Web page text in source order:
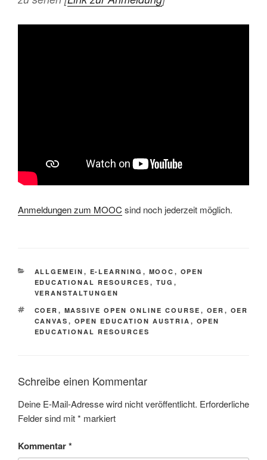
Anmeldungen zum MOOC sind noch jederzeit möglich.
KATEGORIEN
ALLGEMEIN , E-LEARNING , MOOC , OPEN
EDUCATIONAL RESOURCES , TUG ,
VERANSTALTUNGEN
SCHLAGWÖRTER
COER , MASSIVE OPEN ONLINE COURSE , OER , OER
CANVAS , OPEN EDUCATION AUSTRIA , OPEN
EDUCATIONAL RESOURCES
Schreibe einen Kommentar
Deine E-Mail-Adresse wird nicht veröffentlicht. Erforderliche
Felder sind mit* markiert
Kommentar*